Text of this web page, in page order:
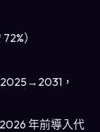
）
，
年前導入代